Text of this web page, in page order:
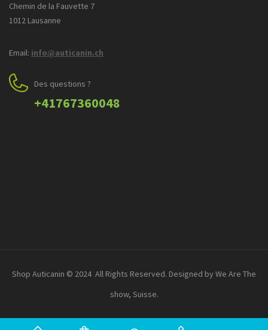
Chemin de la Fauvette 7
1012 Lausanne
Email: info@auticanin.ch
Des questions ?
+41767360048
Shop Auticanin © 2024 All Rights Reserved. Designed by We Are The
show, Suisse.